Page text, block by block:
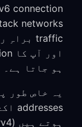
ہو جاتا ہے۔